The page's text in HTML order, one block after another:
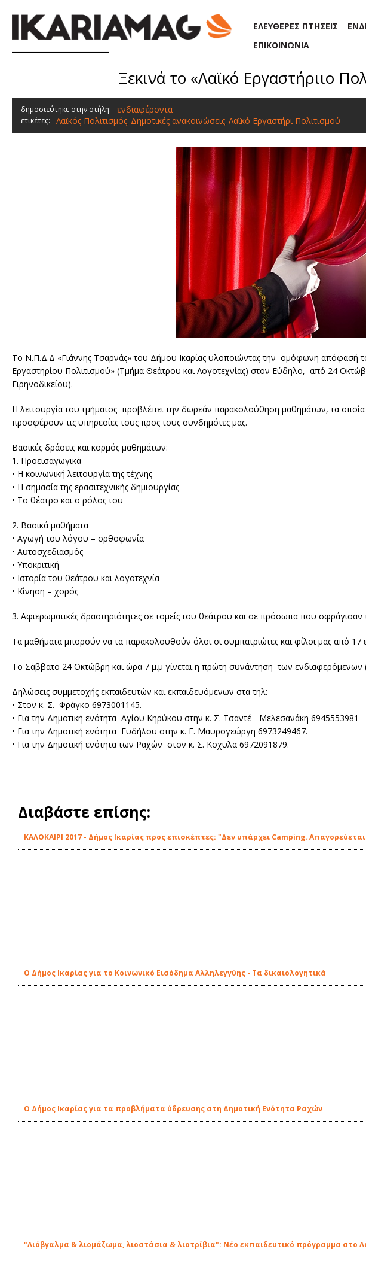
ΕΛΕΥΘΕΡΕΣ ΠΤΗΣΕΙΣ
ΕΠΙΚΟΙΝΩΝΙΑ
Ξεκινά το «Λαϊκό Εργαστήριιο
δημοσιεύτηκε στην στήλη: ενδιαφέροντα
ετικέτες: Λαϊκός Πολιτισμός, Δημοτικές ανακοινώσεις, Λαϊκό Εργαστήρι Πολιτισμού
Το Ν.Π.Δ.Δ «Γιάννης Τσαρνάς» του Δήμου Ικαρίας υλοποιώντας την ομόφωνη απόφασή
Εργαστηρίου Πολιτισμού» (Τμήμα Θεάτρου και Λογοτεχνίας) στον Εύδηλο, από 24
Ειρηνοδικείου).
Η λειτουργία του τμήματος προβλέπει την δωρεάν παρακολούθηση μαθημάτων, τα
προσφέρουν τις υπηρεσίες τους προς τους συνδημότες μας.
Βασικές δράσεις και κορμός μαθημάτων:
1. Προεισαγωγικά
• Η κοινωνική λειτουργία της τέχνης
• Η σημασία της ερασιτεχνικής δημιουργίας
• Το θέατρο και ο ρόλος του
2. Βασικά μαθήματα
• Αγωγή του λόγου – ορθοφωνία
• Αυτοσχεδιασμός
• Υποκριτική
• Ιστορία του θεάτρου και λογοτεχνία
• Κίνηση – χορός
3. Αφιερωματικές δραστηριότητες σε τομείς του θεάτρου και σε πρόσωπα που σφράγισαν
Τα μαθήματα μπορούν να τα παρακολουθούν όλοι οι συμπατριώτες και φίλοι μας από 17
Το Σάββατο 24 Οκτώβρη και ώρα 7 μ.μ γίνεται η πρώτη συνάντηση των
Δηλώσεις συμμετοχής εκπαιδευτών και εκπαιδευόμενων στα τηλ:
• Στον κ. Σ. Φράγκο 6973001145.
• Για την Δημοτική ενότητα Αγίου Κηρύκου στην κ. Σ. Τσαντέ - Μελεσανάκη 6945553981
• Για την Δημοτική ενότητα Ευδήλου στην κ. Ε. Μαυρογεώργη 6973249467.
• Για την Δημοτική ενότητα των Ραχών στον κ. Σ. Κοχυλα 6972091879.
Διαβάστε επίσης:
ΚΑΛΟΚΑΙΡΙ 2017 - Δήμος Ικαρίας προς επισκέπτες: "Δεν υπάρχει Camping.
Ο Δήμος Ικαρίας για το Κοινωνικό Εισόδημα Αλληλεγγύης - Τα δικαιολογητικά
Ο Δήμος Ικαρίας για τα προβλήματα ύδρευσης στη Δημοτική Ενότητα Ραχών
"Λιόβγαλμα & λιομάζωμα, λιοστάσια & λιοτρίβια": Νέο εκπαιδευτικό πρόγραμμα στο